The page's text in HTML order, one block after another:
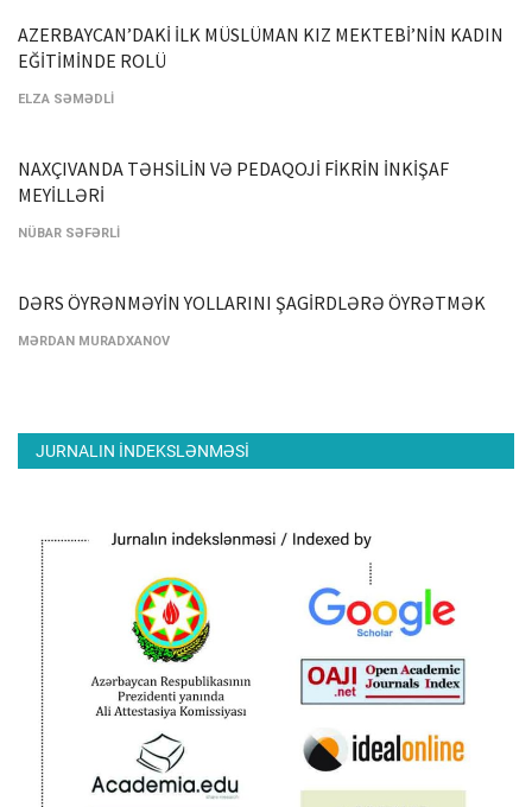
AZERBAYCAN’DAKİ İLK MÜSLÜMAN KIZ MEKTEBİ’NİN KADIN
EĞİTİMİNDE ROLÜ
ELZA SƏMƏDLİ
NAXÇIVANDA TƏHSİLİN VƏ PEDAQOJİ FİKRİN İNKİŞAF
MEYİLLƏRİ
NÜBAR SƏFƏRLİ
DƏRS ÖYRƏNMƏYİN YOLLARINI ŞAGİRDLƏRƏ ÖYRƏTMƏK
MƏRDAN MURADXANOV
JURNALIN INDEKSLƏNMƏSI